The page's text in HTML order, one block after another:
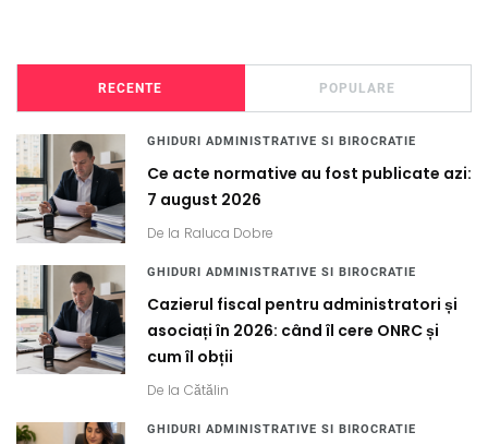
RECENTE POPULARE
GHIDURI ADMINISTRATIVE SI BIROCRATIE
Ce acte normative au fost publicate azi:
7 august 2026
De la Raluca Dobre
GHIDURI ADMINISTRATIVE SI BIROCRATIE
Cazierul fiscal pentru administratori și
asociați în 2026: când îl cere ONRC și
cum îl obții
De la Cătălin
GHIDURI ADMINISTRATIVE SI BIROCRATIE